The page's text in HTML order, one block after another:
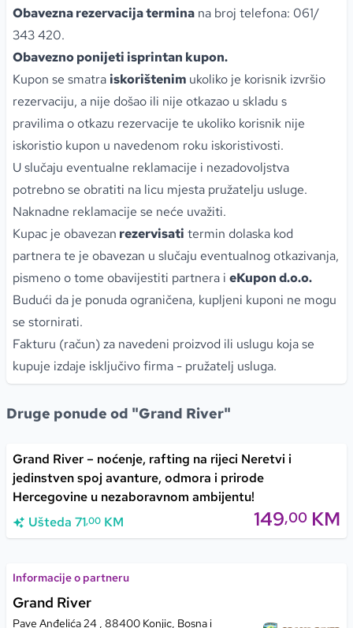
Obavezna rezervacija termina na broj telefona: 061/
343 420.
Obavezno ponijeti isprintan kupon.
Kupon se smatra iskorištenim ukoliko je korisnik izvršio
rezervaciju, a nije došao ili nije otkazao u skladu s
pravilima o otkazu rezervacije te ukoliko korisnik nije
iskoristio kupon u navedenom roku iskoristivosti.
U slučaju eventualne reklamacije i nezadovoljstva
potrebno se obratiti na licu mjesta pružatelju usluge.
Naknadne reklamacije se neće uvažiti.
Kupac je obavezan rezervisati termin dolaska kod
partnera te je obavezan u slučaju eventualnog otkazivanja,
pismeno o tome obavijestiti partnera i eKupon d.o.o.
Budući da je ponuda ograničena, kupljeni kuponi ne mogu
se stornirati.
Fakturu (račun) za navedeni proizvod ili uslugu koja se
kupuje izdaje isključivo firma - pružatelj usluga.
Druge ponude od "Grand River"
Grand River – noćenje, rafting na rijeci Neretvi i
jedinstven spoj avanture, odmora i prirode
Hercegovine u nezaboravnom ambijentu!
Ušteda 71,00 KM 149,00 KM
Informacije o partneru
Grand River
Pave Anđelića 24 , 88400 Konjic, Bosna i